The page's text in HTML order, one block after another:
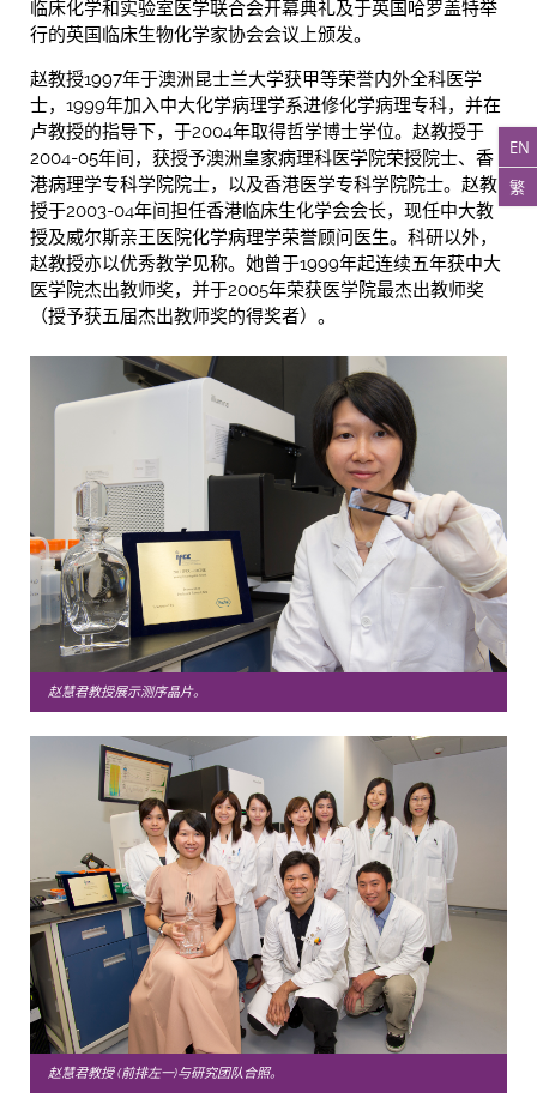
EN
繁
临床化学和实验室医学联合会开幕典礼及于英国哈罗盖特举
行的英国临床生物化学家协会会议上颁发。
赵教授1997年于澳洲昆士兰大学获甲等荣誉内外全科医学
士，1999年加入中大化学病理学系进修化学病理专科，并在
卢教授的指导下，于2004年取得哲学博士学位。赵教授于
2004-05年间，获授予澳洲皇家病理科医学院荣授院士、香
港病理学专科学院院士，以及香港医学专科学院院士。赵教
授于2003-04年间担任香港临床生化学会会长，现任中大教
授及威尔斯亲王医院化学病理学荣誉顾问医生。科研以外，
赵教授亦以优秀教学见称。她曾于1999年起连续五年获中大
医学院杰出教师奖，并于2005年荣获医学院最杰出教师奖
（授予获五届杰出教师奖的得奖者）。
赵慧君教授展示测序晶片。
赵慧君教授 (前排左一)与研究团队合照。